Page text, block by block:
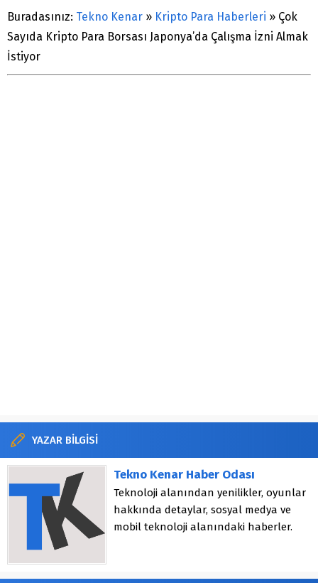
Buradasınız: Tekno Kenar » Kripto Para Haberleri » Çok
Sayıda Kripto Para Borsası Japonya’da Çalışma İzni Almak
İstiyor
YAZAR BİLGİSİ
Tekno Kenar Haber Odası
Teknoloji alanından yenilikler, oyunlar
hakkında detaylar, sosyal medya ve
mobil teknoloji alanındaki haberler.